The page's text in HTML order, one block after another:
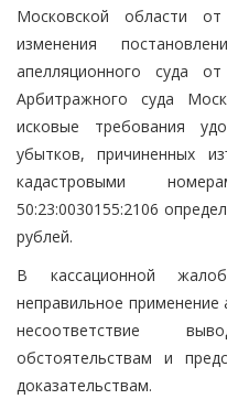
Московской области
изменения
апелляционного суда
Арбитражного суда
исковые требования
убытков, причиненных
кадастровыми
50:23:0030155:2106
рублей.
В кассационной
неправильное
несоответствие
обстоятельствам и
доказательствам.